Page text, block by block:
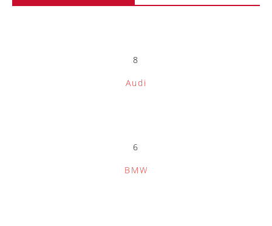
8
Audi
6
BMW